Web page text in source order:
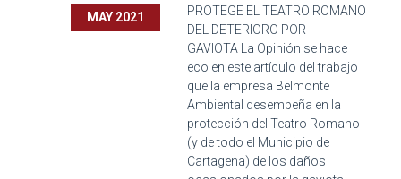
MAY 2021
PROTEGE EL TEATRO ROMANO
DEL DETERIORO POR
GAVIOTA La Opinión se hace
eco en este artículo del trabajo
que la empresa Belmonte
Ambiental desempeña en la
protección del Teatro Romano
(y de todo el Municipio de
Cartagena) de los daños